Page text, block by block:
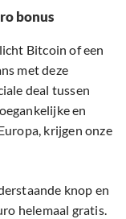
bonus
Bitcoin of een
met deze
deal tussen
en
krijgen onze
knop en
helemaal gratis.